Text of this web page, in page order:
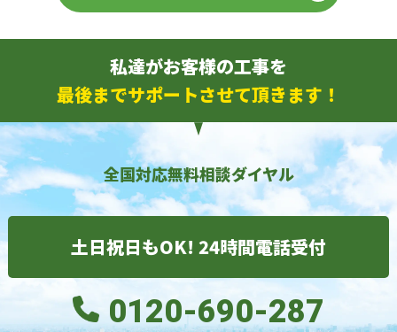
私達がお客様の工事を
最後までサポートさせて頂きます！
全国対応無料相談ダイヤル
土日祝日もOK! 24時間電話受付
0120-690-287